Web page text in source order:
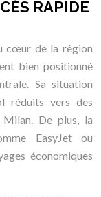
RAPIDE
cœur de la région
bien positionné
Sa situation
réduits vers des
Milan. De plus, la
EasyJet ou
économiques